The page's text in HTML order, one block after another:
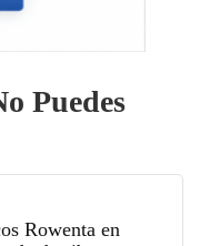
Puedes
Rowenta en